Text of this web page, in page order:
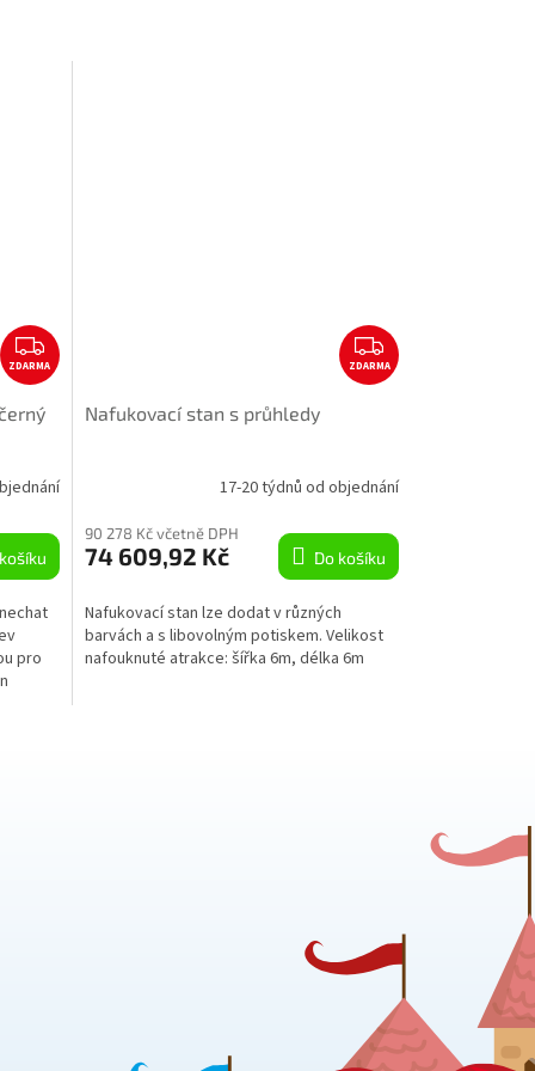
Z
D
A
R
A
ZDARMA
pro
Z
D
A
ZDARMA
Nafukovací stan s průhledy
17-20 týdnů od objednání
90 278 Kč včetně DPH
74 609,92 Kč Do košíku
Nafukovací stan lze dodat v různých
barvách a s libovolným potiskem. Velikost
nafouknuté atrakce: šířka 6m, délka 6m